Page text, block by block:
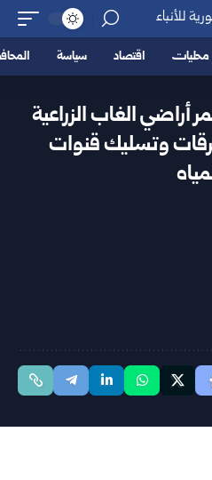
محليات اقتصاد سياسة
أراضي الغاب الزراعية
وتسليك قنوات